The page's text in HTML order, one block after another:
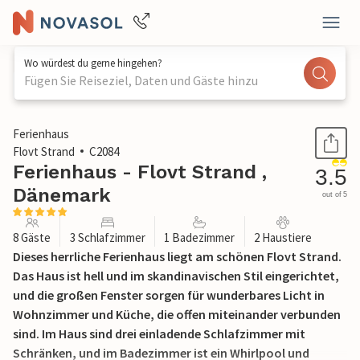
Wo würdest du gerne hingehen?
Fügen Sie Reiseziel, Daten und Gäste hinzu
1 / 15
Ferienhaus
Flovt Strand
C2084
Ferienhaus - Flovt Strand ,
Dänemark
3.5
out of 5
8 Gäste 3 Schlafzimmer 1 Badezimmer 2 Haustiere
Dieses herrliche Ferienhaus liegt am schönen Flovt Strand.
Das Haus ist hell und im skandinavischen Stil eingerichtet,
und die großen Fenster sorgen für wunderbares Licht in
Wohnzimmer und Küche, die offen miteinander verbunden
sind. Im Haus sind drei einladende Schlafzimmer mit
Schränken, und im Badezimmer ist ein Whirlpool und